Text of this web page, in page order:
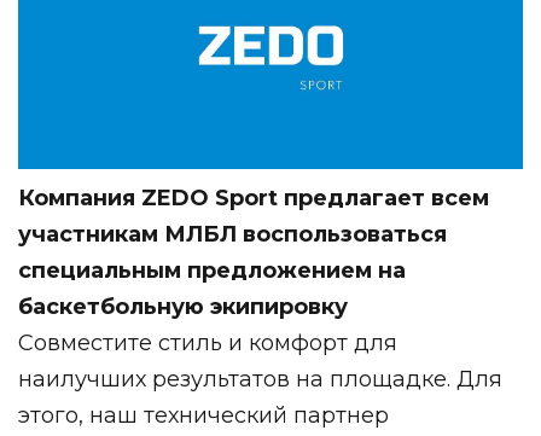
Компания ZEDO Sport предлагает всем
участникам МЛБЛ воспользоваться
специальным предложением на
баскетбольную экипировку
Совместите стиль и комфорт для
наилучших результатов на площадке. Для
этого, наш технический партнер